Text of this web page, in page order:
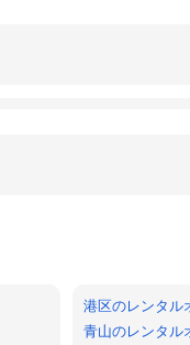
港区のレンタル
青山のレンタル